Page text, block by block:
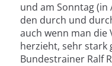
und am Sonntag (in
den durch und
auch wenn man die
herzieht, sehr stark
Bundestrainer Ralf